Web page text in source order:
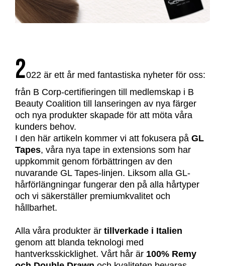
2022 är ett år med fantastiska nyheter för oss:
från B Corp-certifieringen till medlemskap i B
Beauty Coalition till lanseringen av nya färger
och nya produkter skapade för att möta våra
kunders behov.
I den här artikeln kommer vi att fokusera på GL
Tapes, våra nya tape in extensions som har
uppkommit genom förbättringen av den
nuvarande GL Tapes-linjen. Liksom alla GL-
hårförlängningar fungerar den på alla hårtyper
och vi säkerställer premiumkvalitet och
hållbarhet.
Alla våra produkter är tillverkade i Italien
genom att blanda teknologi med
hantverksskicklighet. Vårt hår är 100% Remy